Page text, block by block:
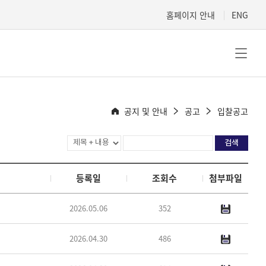
홈페이지 안내 ENG
공지 및 안내 공고 입찰공고
등록일 조회수 첨부파일
2026.05.06 352
2026.04.30 486